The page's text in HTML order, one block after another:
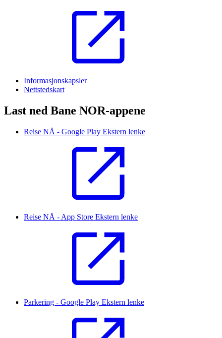
Informasjonskapsler
Nettstedskart
Last ned Bane NOR-appene
Reise NÅ - Google Play Ekstern lenke
Reise NÅ - App Store Ekstern lenke
Parkering - Google Play Ekstern lenke